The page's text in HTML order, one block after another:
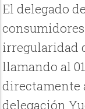
El delegado
irregularidad
llamando al
directamente
delegación